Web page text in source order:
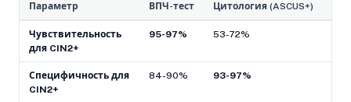
Параметр ВПЧ-тест Цитология (ASCUS+)
Чувствительность
для CIN2+
95-97% 53-72%
Специфичность для
CIN2+
84-90% 93-97%